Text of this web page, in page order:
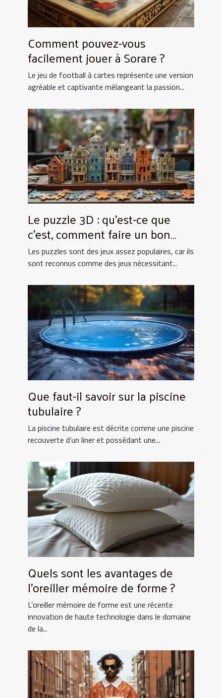
Comment pouvez-vous
facilement jouer à Sorare ?
Le jeu de football à cartes représente une version
agréable et captivante mélangeant la passion...
Le puzzle 3D : qu’est-ce que
c’est, comment faire un bon
choix ?
Les puzzles sont des jeux assez populaires, car ils
sont reconnus comme des jeux nécessitant...
Que faut-il savoir sur la piscine
tubulaire ?
La piscine tubulaire est décrite comme une piscine
recouverte d’un liner et possédant une...
Quels sont les avantages de
l’oreiller mémoire de forme ?
L’oreiller mémoire de forme est une récente
innovation de haute technologie dans le domaine
de la...